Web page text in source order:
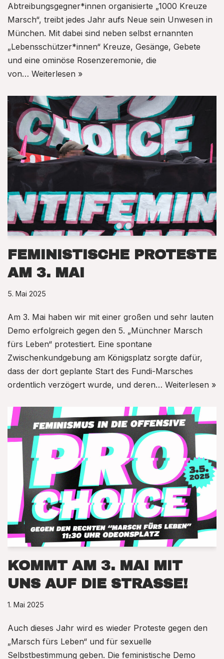
Abtreibungsgegner*innen organisierte „1000 Kreuze
Marsch“, treibt jedes Jahr aufs Neue sein Unwesen in
München. Mit dabei sind neben selbst ernannten
„Lebensschützer*innen“ Kreuze, Gesänge, Gebete
und eine ominöse Rosenzeremonie, die
von… Weiterlesen »
FEMINISTISCHE PROTESTE
AM 3. MAI
5. Mai 2025
Am 3. Mai haben wir mit einer großen und sehr lauten
Demo erfolgreich gegen den 5. „Münchner Marsch
fürs Leben“ protestiert. Eine spontane
Zwischenkundgebung am Königsplatz sorgte dafür,
dass der dort geplante Start des Fundi-Marsches
ordentlich verzögert wurde, und deren… Weiterlesen »
KOMMT AM 3. MAI MIT
UNS AUF DIE STRASSE!
1. Mai 2025
Auch dieses Jahr wird es wieder Proteste gegen den
„Marsch fürs Leben“ und für sexuelle
Selbstbestimmung geben. Die feministische Demo